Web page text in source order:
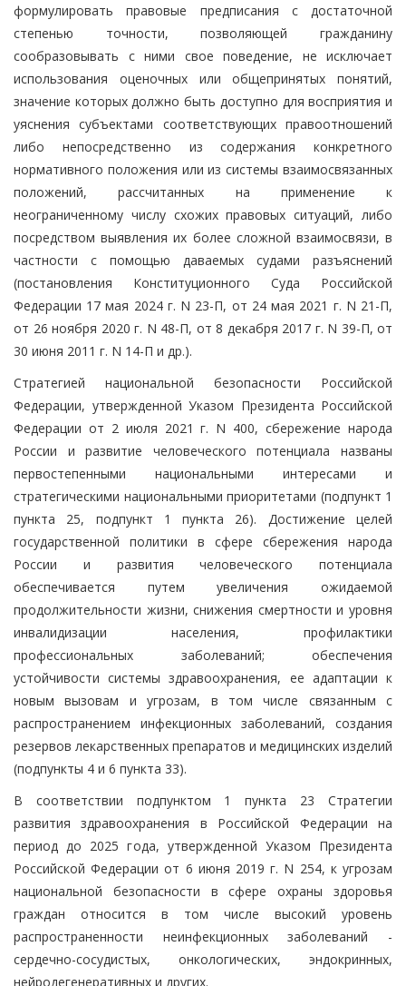
формулировать правовые предписания с достаточной
степенью точности, позволяющей гражданину
сообразовывать с ними свое поведение, не исключает
использования оценочных или общепринятых понятий,
значение которых должно быть доступно для восприятия и
уяснения субъектами соответствующих правоотношений
либо непосредственно из содержания конкретного
нормативного положения или из системы взаимосвязанных
положений, рассчитанных на применение к
неограниченному числу схожих правовых ситуаций, либо
посредством выявления их более сложной взаимосвязи, в
частности с помощью даваемых судами разъяснений
(постановления Конституционного Суда Российской
Федерации 17 мая 2024 г. N 23-П, от 24 мая 2021 г. N 21-П,
от 26 ноября 2020 г. N 48-П, от 8 декабря 2017 г. N 39-П, от
30 июня 2011 г. N 14-П и др.).
Стратегией национальной безопасности Российской
Федерации, утвержденной Указом Президента Российской
Федерации от 2 июля 2021 г. N 400, сбережение народа
России и развитие человеческого потенциала названы
первостепенными национальными интересами и
стратегическими национальными приоритетами (подпункт 1
пункта 25, подпункт 1 пункта 26). Достижение целей
государственной политики в сфере сбережения народа
России и развития человеческого потенциала
обеспечивается путем увеличения ожидаемой
продолжительности жизни, снижения смертности и уровня
инвалидизации населения, профилактики
профессиональных заболеваний; обеспечения
устойчивости системы здравоохранения, ее адаптации к
новым вызовам и угрозам, в том числе связанным с
распространением инфекционных заболеваний, создания
резервов лекарственных препаратов и медицинских изделий
(подпункты 4 и 6 пункта 33).
В соответствии подпунктом 1 пункта 23 Стратегии
развития здравоохранения в Российской Федерации на
период до 2025 года, утвержденной Указом Президента
Российской Федерации от 6 июня 2019 г. N 254, к угрозам
национальной безопасности в сфере охраны здоровья
граждан относится в том числе высокий уровень
распространенности неинфекционных заболеваний -
сердечно-сосудистых, онкологических, эндокринных,
нейродегенеративных и других.